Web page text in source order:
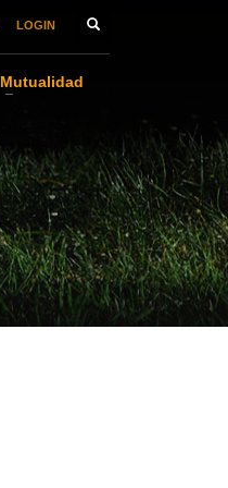
LOGIN
Mutualidad